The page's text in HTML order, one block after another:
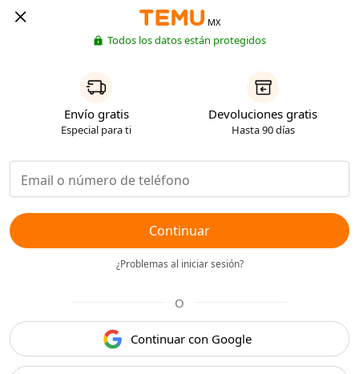
MX
Todos los datos están protegidos
Envío gratis
Especial para ti
Devoluciones gratis
Hasta 90 días
Continuar
¿Problemas al iniciar sesión?
O
Continuar con Google